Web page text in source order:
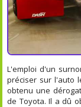
L'emploi d'un
préciser sur l'auto
obtenu une
de Toyota. Il a dû